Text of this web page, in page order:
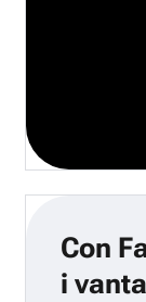
Con
i